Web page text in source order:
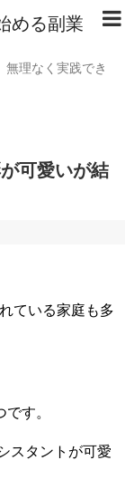
める副業
理なく実践でき
可愛いが結
ている家庭も多
す。
スタントが可愛